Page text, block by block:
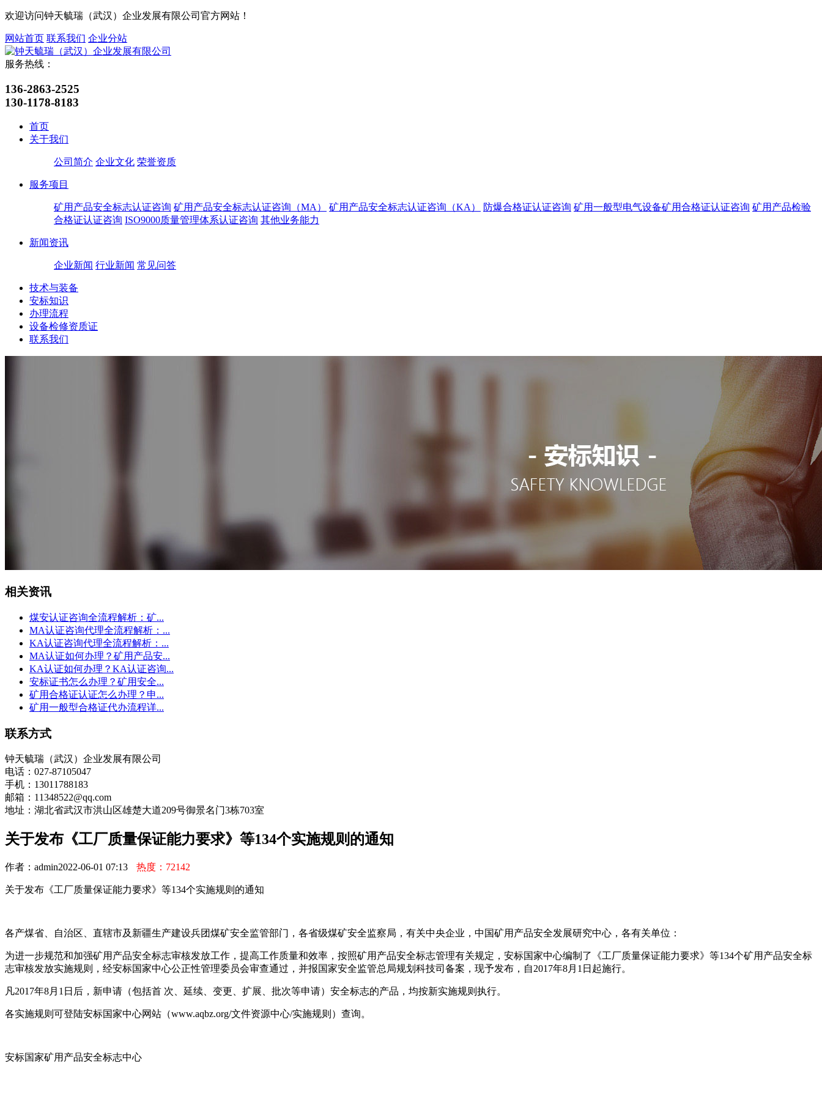
欢迎访问钟天毓瑞（武汉）企业发展有限公司官方网站！
网站首页 联系我们 企业分站
服务热线：
136-2863-2525
130-1178-8183
首页
关于我们
公司简介 企业文化 荣誉资质
服务项目
矿用产品安全标志认证咨询 矿用产品安全标志认证咨询（MA） 矿用产品安全标志认证咨询（KA） 防爆合格证认证咨询 矿用一般型电气设备矿用合格证认证咨询 矿用产品检验
合格证认证咨询 ISO9000质量管理体系认证咨询 其他业务能力
新闻资讯
企业新闻 行业新闻 常见问答
技术与装备
安标知识
办理流程
设备检修资质证
联系我们
相关资讯
煤安认证咨询全流程解析：矿...
MA认证咨询代理全流程解析：...
KA认证咨询代理全流程解析：...
MA认证如何办理？矿用产品安...
KA认证如何办理？KA认证咨询...
安标证书怎么办理？矿用安全...
矿用合格证认证怎么办理？申...
矿用一般型合格证代办流程详...
联系方式
钟天毓瑞（武汉）企业发展有限公司
电话：027-87105047
手机：13011788183
邮箱：11348522@qq.com
地址：湖北省武汉市洪山区雄楚大道209号御景名门3栋703室
关于发布《工厂质量保证能力要求》等134个实施规则的通知
作者：admin2022-06-01 07:13 热度：72142
关于发布《工厂质量保证能力要求》等134个实施规则的通知
各产煤省、自治区、直辖市及新疆生产建设兵团煤矿安全监管部门，各省级煤矿安全监察局，有关中央企业，中国矿用产品安全发展研究中心，各有关单位：
为进一步规范和加强矿用产品安全标志审核发放工作，提高工作质量和效率，按照矿用产品安全标志管理有关规定，安标国家中心编制了《工厂质量保证能力要求》等134个矿用产品安全标
志审核发放实施规则，经安标国家中心公正性管理委员会审查通过，并报国家安全监管总局规划科技司备案，现予发布，自2017年8月1日起施行。
凡2017年8月1日后，新申请（包括首 次、延续、变更、扩展、批次等申请）安全标志的产品，均按新实施规则执行。
各实施规则可登陆安标国家中心网站（www.aqbz.org/文件资源中心/实施规则）查询。
安标国家矿用产品安全标志中心